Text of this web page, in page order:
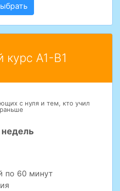
курс A1-B1
с нуля и тем, кто учил
раньше
недель
по 60 минут